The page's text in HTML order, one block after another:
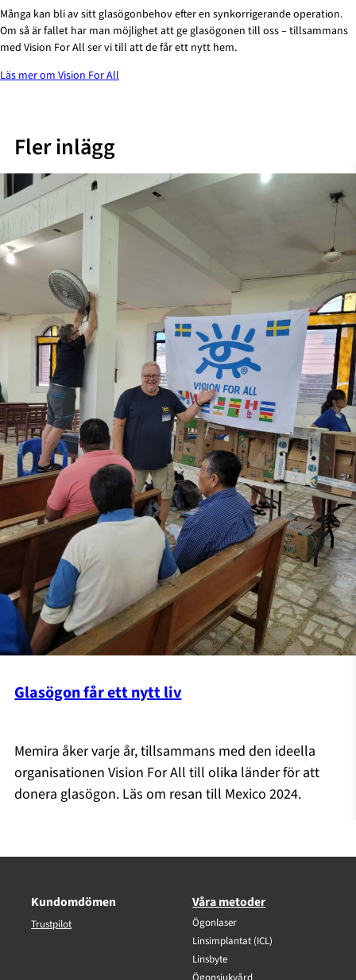
Många kan bli av sitt glasögonbehov efter en synkorrigerande operation.
Om så är fallet har man möjlighet att ge glasögonen till oss – tillsammans
med Vision For All ser vi till att de får ett nytt hem.
Läs mer om Vision For All
Fler inlägg
Glasögon får ett nytt liv
Memira åker varje år, tillsammans med den ideella
organisationen Vision For All till olika länder för att
donera glasögon. Läs om resan till Mexico 2024.
Kundomdömen
Trustpilot
Våra metoder
Ögonlaser
Linsimplantat (ICL)
Linsbyte